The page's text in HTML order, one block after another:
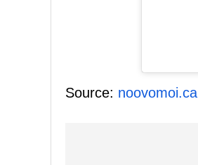
Source: noovomoi.ca